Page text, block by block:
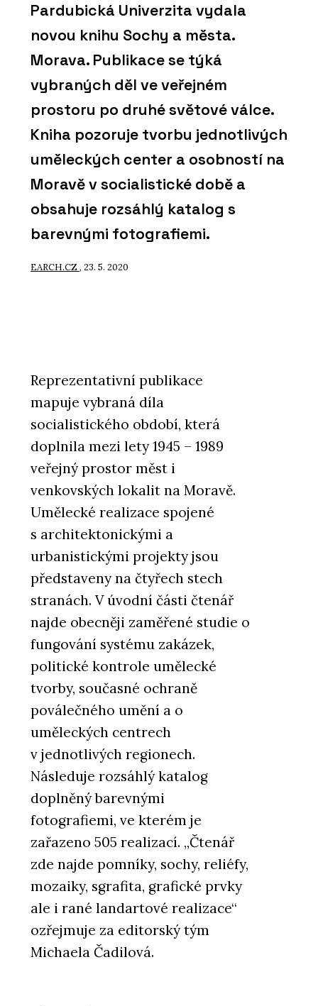
Pardubická Univerzita vydala
novou knihu Sochy a města.
Morava. Publikace se týká
vybraných děl ve veřejném
prostoru po druhé světové válce.
Kniha pozoruje tvorbu jednotlivých
uměleckých center a osobností na
Moravě v socialistické době a
obsahuje rozsáhlý katalog s
barevnými fotografiemi.
EARCH.CZ , 23. 5. 2020
Reprezentativní publikace
mapuje vybraná díla
socialistického období, která
doplnila mezi lety 1945 – 1989
veřejný prostor měst i
venkovských lokalit na Moravě.
Umělecké realizace spojené
s architektonickými a
urbanistickými projekty jsou
představeny na čtyřech stech
stranách. V úvodní části čtenář
najde obecněji zaměřené studie o
fungování systému zakázek,
politické kontrole umělecké
tvorby, současné ochraně
poválečného umění a o
uměleckých centrech
v jednotlivých regionech.
Následuje rozsáhlý katalog
doplněný barevnými
fotografiemi, ve kterém je
zařazeno 505 realizací. „Čtenář
zde najde pomníky, sochy, reliéfy,
mozaiky, sgrafita, grafické prvky
ale i rané landartové realizace“
ozřejmuje za editorský tým
Michaela Čadilová.